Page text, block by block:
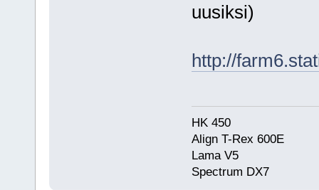
uusiksi)
http://
HK 450
Align T-Rex 600E
Lama V5
Spectrum DX7